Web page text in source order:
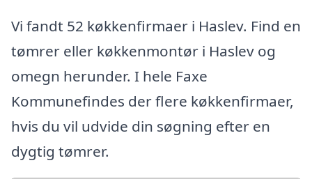
Vi fandt 52 køkkenfirmaer i Haslev. Find en
tømrer eller køkkenmontør i Haslev og
omegn herunder. I hele Faxe
Kommunefindes der flere køkkenfirmaer,
hvis du vil udvide din søgning efter en
dygtig tømrer.